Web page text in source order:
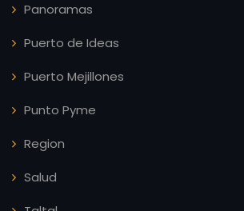
Panoramas
Puerto de Ideas
Puerto Mejillones
Punto Pyme
Region
Salud